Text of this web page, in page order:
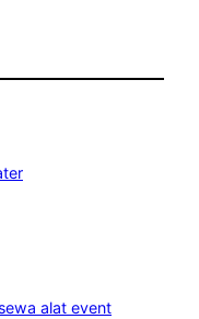
alat event